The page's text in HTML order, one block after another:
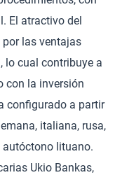
El atractivo del
las ventajas
lo cual contribuye a
con la inversión
configurado a partir
italiana, rusa,
autóctono lituano.
Ukio Bankas,